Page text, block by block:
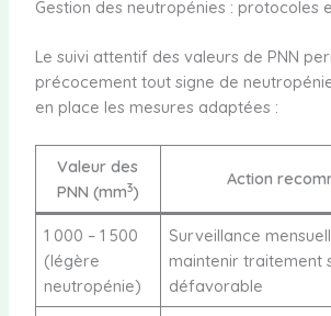
Gestion des neutropénies : protocoles
Le suivi attentif des valeurs de PNN
précocement tout signe de
en place les mesures adaptées :
Valeur des
PNN (mm3)
Action
1 000 – 1 500
(légère
neutropénie)
Surveillance
maintenir traitement
défavorable